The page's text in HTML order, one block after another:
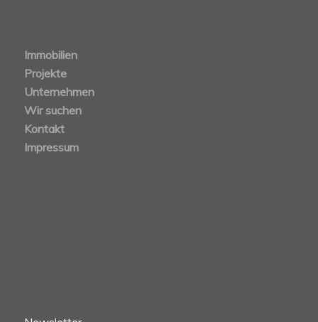
Immobilien
Projekte
Unternehmen
Wir suchen
Kontakt
Impressum